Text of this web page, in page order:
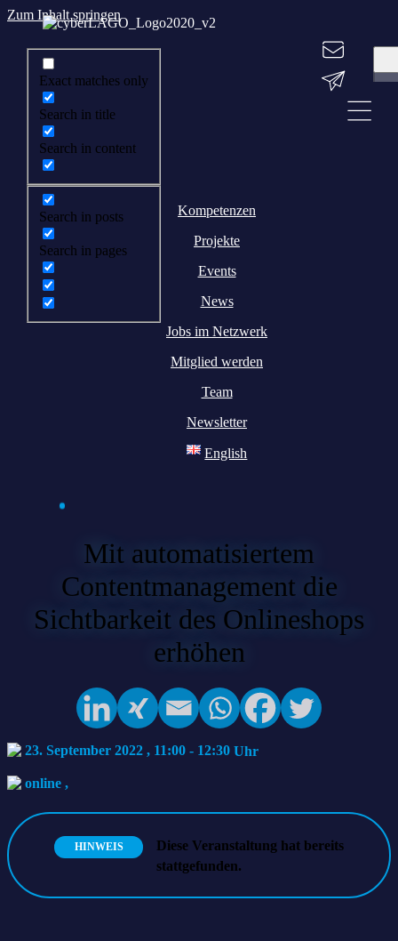
Zum Inhalt springen
Exact matches only
Search in title
Search in content
Search in posts
Search in pages
Kompetenzen
Projekte
Events
News
Jobs im Netzwerk
Mitglied werden
Team
Newsletter
English
Mit automatisiertem
Contentmanagement die
Sichtbarkeit des Onlineshops
erhöhen
23. September 2022 , 11:00 - 12:30
online ,
HINWEIS
Diese Veranstaltung hat bereits
stattgefunden.